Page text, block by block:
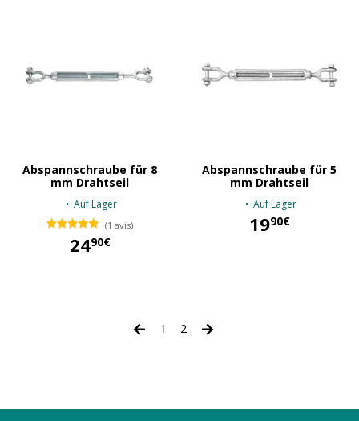
Abspannschraube für 8
mm Drahtseil
Auf Lager
(1 avis)
2490€
Abspannschraube für 5
mm Drahtseil
Auf Lager
1990€
1 2